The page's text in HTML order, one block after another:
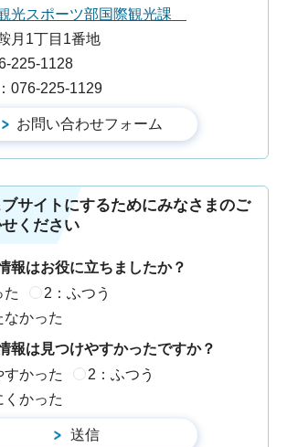
光スポーツ部国際観光課
月1丁目1番地
225-1128
076-225-1129
サイトにするためにみなさまのご
ください
報はお役に立ちましたか？
た
2：ふつう
かった
報は見つけやすかったですか？
すかった
2：ふつう
かった